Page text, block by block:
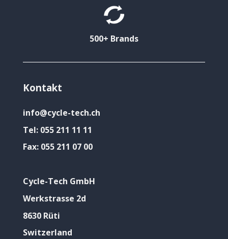
500+ Brands
Kontakt
info@cycle-tech.ch
Tel: 055 211 11 11
Fax: 055 211 07 00
Cycle-Tech GmbH
Werkstrasse 2d
8630 Rüti
Switzerland